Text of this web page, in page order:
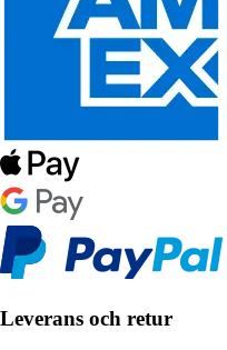
Leverans och retur